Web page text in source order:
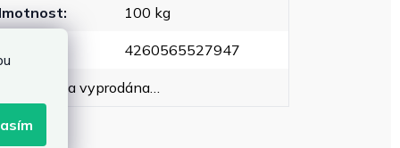
: 100 kg
4260565527947
Položka byla vyprodána…